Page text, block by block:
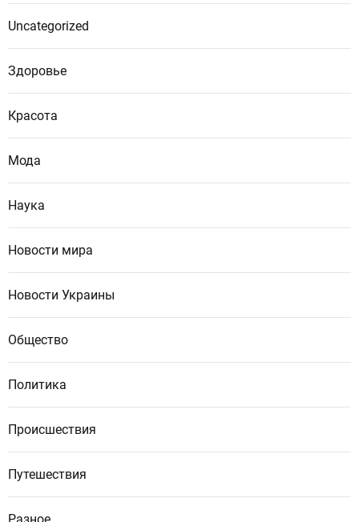
Uncategorized
Здоровье
Красота
Мода
Наука
Новости мира
Новости Украины
Общество
Политика
Происшествия
Путешествия